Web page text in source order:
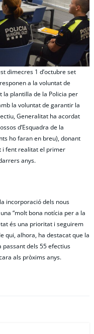
dimecres 1 d’octubre set
a la voluntat de
la plantilla de la Policia per
la voluntat de garantir la
Generalitat ha acordat
d’Esquadra de la
ho faran en breu), donant
i fent realitat el primer
anys.
incorporació dels nous
“molt bona notícia per a la
és una prioritat i seguirem
qui, alhora, ha destacat que la
dels 55 efectius
als pròxims anys.